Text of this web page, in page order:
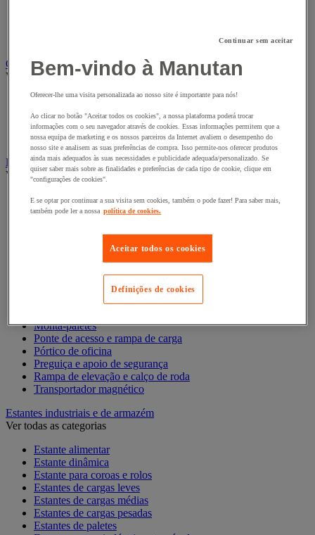
Contentor móvel gradeado
Ver todas as categorias
Acessórios para contentor móvel
Contentor móvel de segurança
Contentor móvel encaixável
Contentor móvel standard
Empilhador, Mesa Elevatória e Sistemas de Elevação
Ver todas as categorias
Balanceiro
Elevador de elevação
Grua e guindaste de oficina
Guincho de elevação, reboque e tração
Macaco de bomba hidráulica e acessórios
Monta-paletes
Ponte de acesso e rampa de carga
Pórtico de oficina
Preguiça e apoio de segurança
Rampa de elevação e calço de roda
Transportador magnético
Estantes industriais e de armazém
Ver todas as categorias
Estante alimentar
Estante dinâmica
Estante para coroas e rolos
Estantes de cargas leves
Estantes de cargas médias
Estantes de cargas pesadas
Estantes de paletes
Continuar sem aceitar
Bem-vindo à Manutan
Oferecer-lhe uma visita personalizada ao nosso site é importante para nós!
Ao clicar no botão "Aceitar todos os cookies", a nossa plataforma poderá trocar
informações com o seu navegador através de cookies. Essas informações permitem que a
nossa equipa de marketing e os nossos parceiros da Internet avaliem o desempenho do
nosso site e analisem as suas preferências de compra. Isso permite-nos oferecer produtos
ainda mais adequados às suas necessidades e publicidade adequada/personalizado. Se
quiser saber mais sobre as finalidades e preferências de cada tipo de cookie, clique em
"configurações de cookies".
E se optar por continuar a sua visita sem cookies, também o pode fazer! Para saber mais,
também pode ler a nossa política de cookies.
Aceitar todos os cookies
Definições de cookies